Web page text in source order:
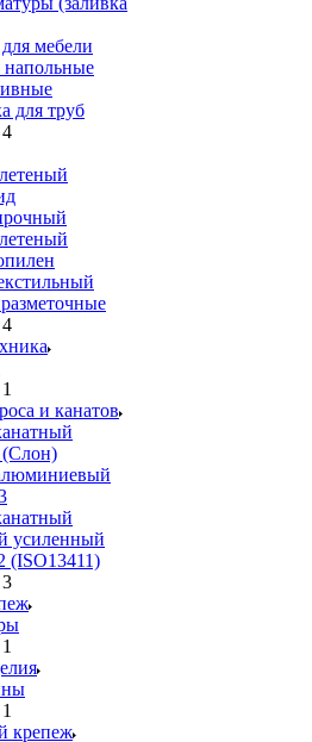
мебели
напольные
для труб
и канатов
усиленный
(ISO13411)
крепеж